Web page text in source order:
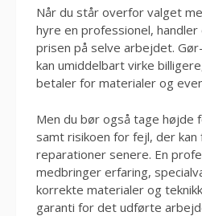
Når du står overfor valget
hyre en professionel, handler
prisen på selve arbejdet.
kan umiddelbart virke
betaler for materialer og
Men du bør også tage højde
samt risikoen for fejl, der
reparationer senere. En
medbringer erfaring,
korrekte materialer og
garanti for det udførte